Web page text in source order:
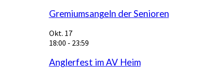
Gremiumsangeln der Senioren
Okt. 17
18:00 - 23:59
Anglerfest im AV Heim